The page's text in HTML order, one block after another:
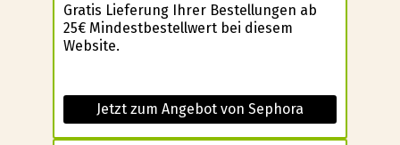
Gratis Lieferung Ihrer Bestellungen ab
25€ Mindestbestellwert bei diesem
Website.
Jetzt zum Angebot von Sephora